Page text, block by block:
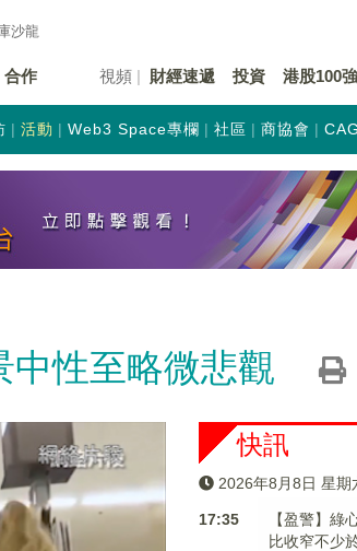
沙龍
合作 視頻 財經速遞 投資 港股100強
活動 Web3 Space專欄 社區 商協會
性至略微悲觀
快訊
2026年8月8日 星期
17:35
【盈警】綠
比收窄不少